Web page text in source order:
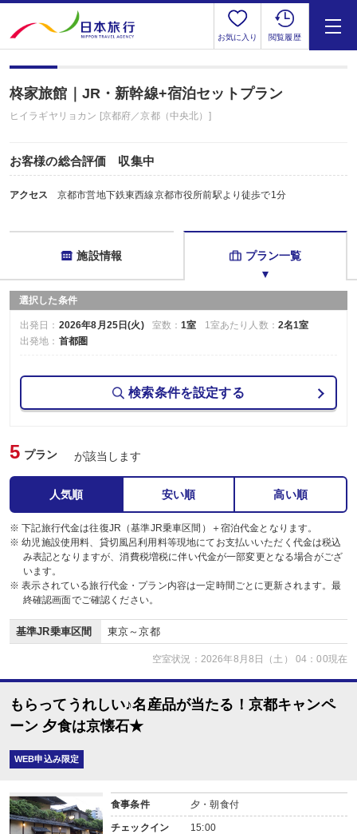
お気に入り 閲覧履歴
柊家旅館｜JR・新幹線+宿泊セットプラン
ヒイラギヤリョカン [京都府／京都（中央北）]
お客様の総合評価 収集中
アクセス 京都市営地下鉄東西線京都市役所前駅より徒歩で1分
施設情報 プラン一覧
選択した条件
出発日： 2026年8月25日(火) 室数：1室 1室あたり人数： 2名1室
出発地： 首都圏
検索条件を設定する
5 プラン が該当します
人気順 安い順 高い順
※ 下記旅行代金は往復JR（基準JR乗車区間）＋宿泊代金となります。
※ 幼児施設使用料、貸切風呂利用料等現地にてお支払いいただく代金は税込
み表記となりますが、消費税増税に伴い代金が一部変更となる場合がござ
います。
※ 表示されている旅行代金・プラン内容は一定時間ごとに更新されます。最
終確認画面でご確認ください。
基準JR乗車区間 東京～京都
空室状況：2026年8月8日（土） 04：00現在
もらってうれしい♪名産品が当たる！京都キャンペ
ーン 夕食は京懐石★
WEB申込み限定
食事条件 夕・朝食付
チェックイン 15:00